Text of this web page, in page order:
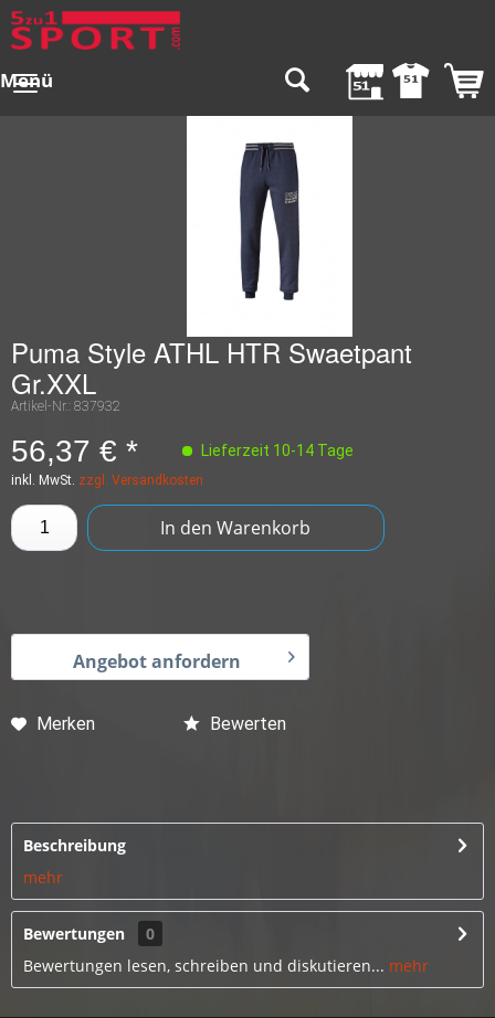
Menü
Puma Style ATHL HTR Swaetpant
Gr.XXL
Artikel-Nr.: 837932
56,37 € * Lieferzeit 10-14 Tage
inkl. MwSt. zzgl. Versandkosten
In den Warenkorb
Angebot anfordern
Merken Bewerten
Beschreibung
mehr
Bewertungen
0
Bewertungen lesen, schreiben und diskutieren... mehr